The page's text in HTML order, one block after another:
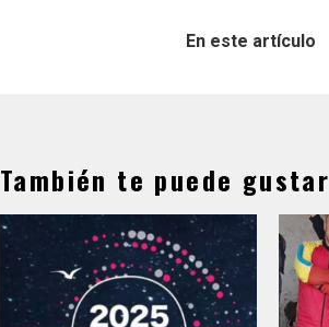
En este artículo
También te puede gustar